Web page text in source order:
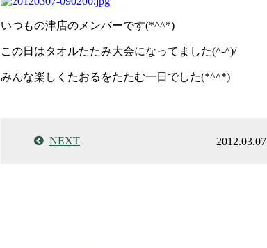
いつもの津店のメンバーです(*^^*)
この日はタオルたたみ大会になってました(^-^)/
みんな楽しくたおるをたたむ一日でした(*^^*)
NEXT 2012.03.07